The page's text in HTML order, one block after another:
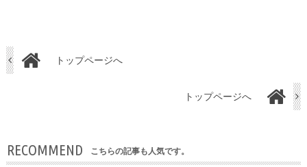
トップページへ
トップページへ
RECOMMEND こちらの記事も人気です。